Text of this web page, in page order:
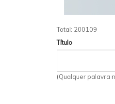
Total: 200109
Título
(Qualquer palavra